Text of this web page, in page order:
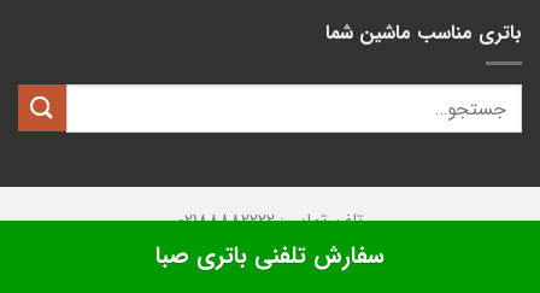
باتری مناسب ماشین شما
تلفن تماس: 02188882222
تمامی حقوق این وبسایت متعلق بهکیان باتری
سفارش تلفنی باتری صبا